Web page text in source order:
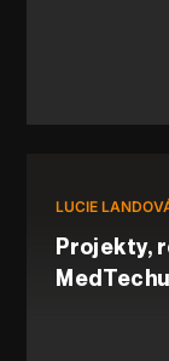
LUCIE
Projekty,